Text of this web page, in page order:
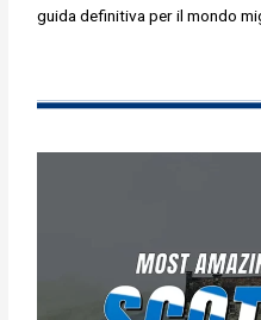
guida definitiva per il mondo